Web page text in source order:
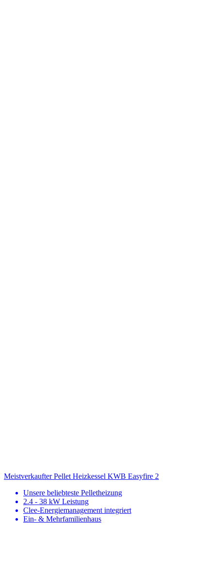
Meistverkaufter Pellet Heizkessel KWB Easyfire 2
Unsere beliebteste Pelletheizung
2.4 - 38 kW Leistung
Clee-Energiemanagement integriert
Ein- & Mehrfamilienhaus